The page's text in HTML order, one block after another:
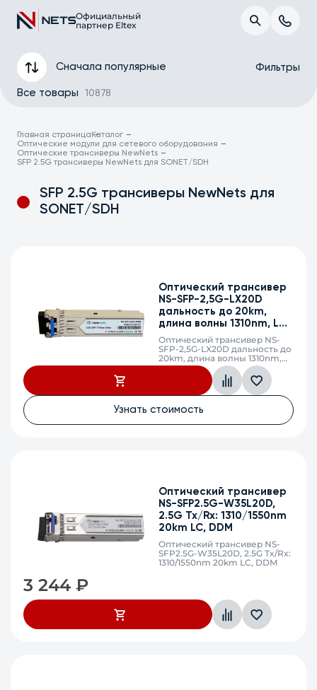
Официальный
партнер Eltex
Главная страница Каталог
Оптические модули для сетевого оборудования
Оптические трансиверы NewNets
SFP 2.5G трансиверы NewNets для SONET/SDH
SFP 2.5G трансиверы NewNets для
SONET/SDH
Все товары 10878
Сначала популярные Фильтры
Тип оптического волокна
Длина волны
Дальность передачи
Скорость модуля
Оптический трансивер
NS-SFP-2,5G-LX20D
дальность до 20km,
длина волны 1310nm, LC,
DDM
Оптический трансивер NS-
SFP-2,5G-LX20D дальность до
20km, длина волны 1310nm,
LC, DDM
Узнать стоимость
Оптический трансивер
NS-SFP2.5G-W35L20D,
2.5G Tx/Rx: 1310/1550nm
20km LC, DDM
Оптический трансивер NS-
SFP2.5G-W35L20D, 2.5G Tx/Rx:
1310/1550nm 20km LC, DDM
3 244₽